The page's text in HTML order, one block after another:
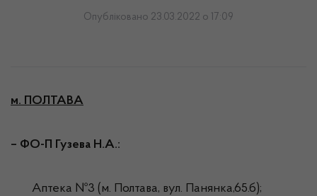
Опубліковано 23.03.2022 о 17:09
м. ПОЛТАВА
– ФО-П Гузева Н.А.:
Аптека №3 (м. Полтава, вул. Панянка,65.б);